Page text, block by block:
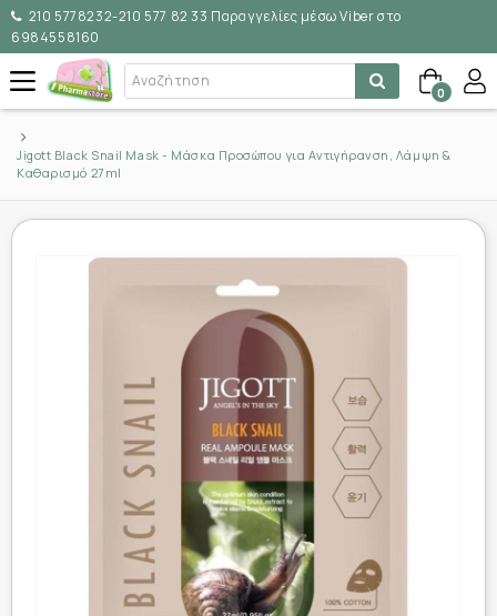
210 5778232-210 577 82 33 Παραγγελίες μέσω Viber στο
6984558160
0
Jigott Black Snail Mask - Μάσκα Προσώπου για Αντιγήρανση, Λάμψη &
Καθαρισμό 27ml